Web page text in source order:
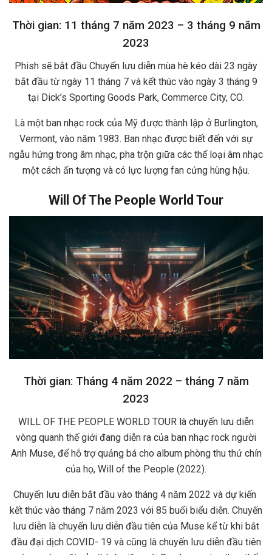
Thời gian: 11 tháng 7 năm 2023 – 3 tháng 9 năm
2023
Phish sẽ bắt đầu Chuyến lưu diễn mùa hè kéo dài 23 ngày
bắt đầu từ ngày 11 tháng 7 và kết thúc vào ngày 3 tháng 9
tại Dick’s Sporting Goods Park, Commerce City, CO.
Là một ban nhạc rock của Mỹ được thành lập ở Burlington,
Vermont, vào năm 1983. Ban nhạc được biết đến với sự
ngẫu hứng trong âm nhạc, pha trộn giữa các thể loại âm nhạc
một cách ấn tượng và có lực lượng fan cứng hùng hậu.
Will Of The People World Tour
Thời gian: Tháng 4 năm 2022 – tháng 7 năm
2023
WILL OF THE PEOPLE WORLD TOUR là chuyến lưu diễn
vòng quanh thế giới đang diễn ra của ban nhạc rock người
Anh Muse, để hỗ trợ quảng bá cho album phòng thu thứ chín
của họ, Will of the People (2022).
Chuyến lưu diễn bắt đầu vào tháng 4 năm 2022 và dự kiến ​​
kết thúc vào tháng 7 năm 2023 với 85 buổi biểu diễn. Chuyến
lưu diễn là chuyến lưu diễn đầu tiên của Muse kể từ khi bắt
đầu đại dịch COVID- 19 và cũng là chuyến lưu diễn đầu tiên